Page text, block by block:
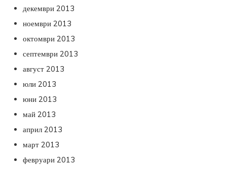
декември 2013
ноември 2013
октомври 2013
септември 2013
август 2013
юли 2013
юни 2013
май 2013
април 2013
март 2013
февруари 2013